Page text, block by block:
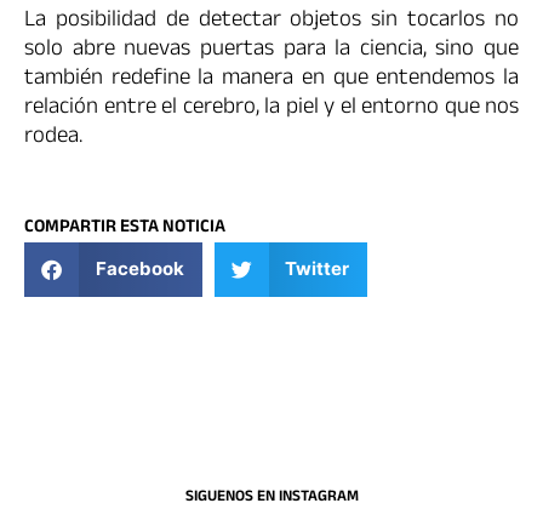
La posibilidad de detectar objetos sin tocarlos no
solo abre nuevas puertas para la ciencia, sino que
también redefine la manera en que entendemos la
relación entre el cerebro, la piel y el entorno que nos
rodea.
COMPARTIR ESTA NOTICIA
Facebook Twitter
SIGUENOS EN INSTAGRAM